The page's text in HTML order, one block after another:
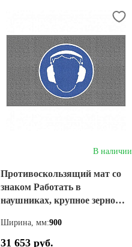
В наличии
Противоскользящий мат со
знаком Работать в
наушниках, крупное зерно
Ширина, мм:900
31 653 руб.